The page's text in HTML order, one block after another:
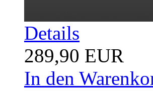
Details
289,90 EUR
In den